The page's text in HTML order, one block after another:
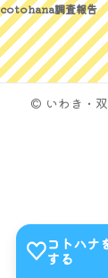
cotohana調査報告
© いわき・
コトハナ
する